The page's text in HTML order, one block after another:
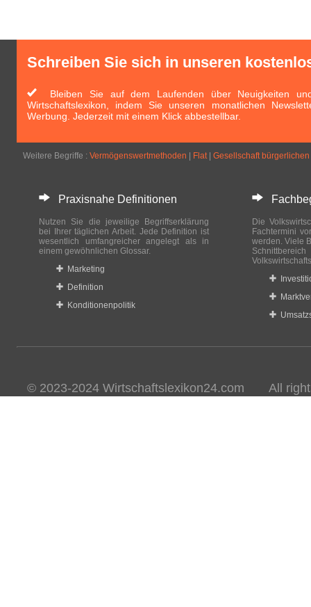
Schreiben Sie sich in unseren
Bleiben Sie auf dem Laufenden über Neuigkeiten
Wirtschaftslexikon, indem Sie unseren monatlichen
Werbung. Jederzeit mit einem Klick abbestellbar.
Weitere Begriffe : Vermögenswertmethoden Flat| Gesellschaft
Praxisnahe Definitionen
Nutzen Sie die jeweilige Begriffserklärung
bei Ihrer täglichen Arbeit. Jede Definition ist
wesentlich umfangreicher angelegt als in
einem gewöhnlichen Glossar.
Marketing
Definition
Konditionenpolitik
Die
Fachtermini
werden. Viele
© 2023-2024 Wirtschaftslexikon24.com All